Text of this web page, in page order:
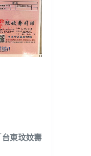
台東玟妏壽